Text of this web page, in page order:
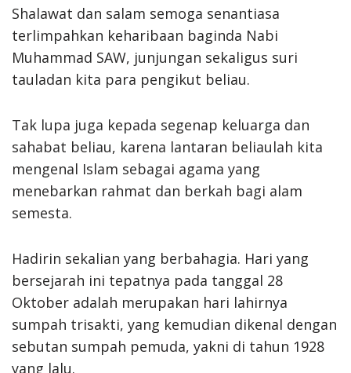
Shalawat dan salam semoga senantiasa
terlimpahkan keharibaan baginda Nabi
Muhammad SAW, junjungan sekaligus suri
tauladan kita para pengikut beliau.
Tak lupa juga kepada segenap keluarga dan
sahabat beliau, karena lantaran beliaulah kita
mengenal Islam sebagai agama yang
menebarkan rahmat dan berkah bagi alam
semesta.
Hadirin sekalian yang berbahagia. Hari yang
bersejarah ini tepatnya pada tanggal 28
Oktober adalah merupakan hari lahirnya
sumpah trisakti, yang kemudian dikenal dengan
sebutan sumpah pemuda, yakni di tahun 1928
yang lalu.